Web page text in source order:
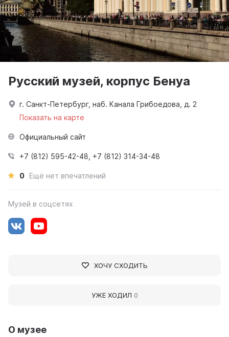
О музее
Русский музей, корпус Бенуа
г. Санкт-Петербург, наб. Канала Грибоедова, д. 2
Показать на карте
Официальный сайт
+7 (812) 595-42-48, +7 (812) 314-34-48
0 Ещё нет впечатлений
Музей в соцсетях
ХОЧУ СХОДИТЬ
УЖЕ ХОДИЛ 0